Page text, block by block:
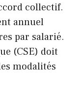
collectif.
annuel
par salarié.
(CSE) doit
modalités